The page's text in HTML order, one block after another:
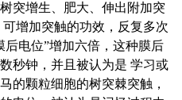
突增生、肥大、伸出附加突
增加突触的功效，反复多次
后电位”增加六倍，这种膜后
秒钟，并且被认为是 学习或
的颗粒细胞的树突棘突触，